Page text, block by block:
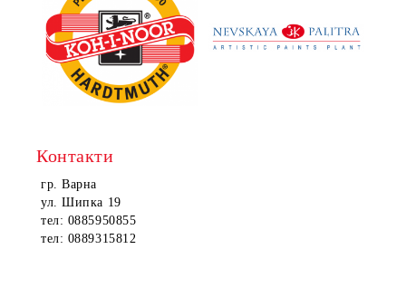
Контакти
гр. Варна
ул. Шипка 19
тел: 0885950855
тел: 0889315812